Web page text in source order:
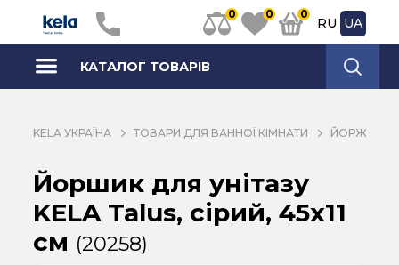
0 0 0
RU UA
КАТАЛОГ ТОВАРІВ
KELA УКРАЇНА ТОВАРИ ДЛЯ ВАННОЇ КІМНАТИ ЙОРЖИКИ
Йоршик для унітазу
KELA Talus, сірий, 45х11
см (20258)